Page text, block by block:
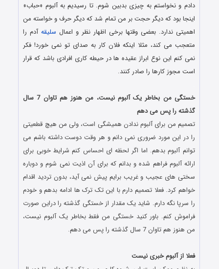
دادم و نخواستم به چیزی بدبین شوم. تا رسیدیم به آلبوم «حباب»
اینجا بود که دیگر حجت بر من تمام شد که دیگر حرف و خواسته من
اهمیتی ندارد. بعضی وقتها برخی اظهار نظر و اعمال سلیقهآدم را
متعجب می کند، مثلا اینکه فلان کار به صدای تو نمی خورد! فکر
نمی کنم این نوع ابراز عقیده ها در حیطه کاری افرادی باشد که قرار
است مجوز کارها را صادر کنند.
خستگی من بخاطر یک آلبوم نیست، من هنوز هم تاوان 7 سال
گذشته را پس می دهم
تصمیم من برای آلبوم ندادن همیشگی است، ولی من هیچ قطعیتی
را در این مورد ضروری نمی دانم و هر وقت دوست داشته باشم می
توانم آلبوم بدهم. اما اگر لحظه ای احساس کنم شرایط خوبی برای
ارائه آلبوم فراهم شده و بدانم که برای آن اذیت نمی شوم و دوباره
سختی های عجیب و غریب برایم پیش نمی آید، بدون تردید اقدام
خواهم کرد. فعلا تصمیم دارم با این تک ترک ها ادامه بدهم و خودم
را سرپا نگه دارم. شاید یک مقدار از خستگی گذشته را دراین صورت
فراموش کنم. باور کنید خستگی من فقط بخاطر یک آلبوم نیست،
من هنوز هم تاوان 7 سال گذشته را پس می دهم.
فعلا از آلبوم خبری نیست